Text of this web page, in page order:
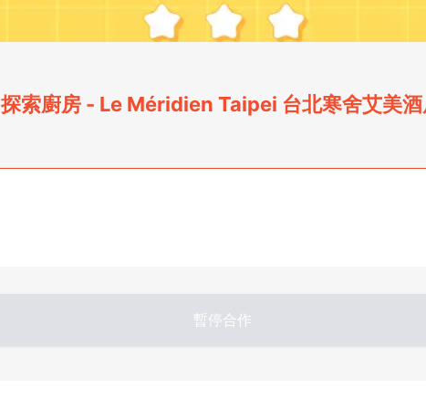
探索廚房 - Le Méridien Taipei 台北寒舍艾美
暫停合作